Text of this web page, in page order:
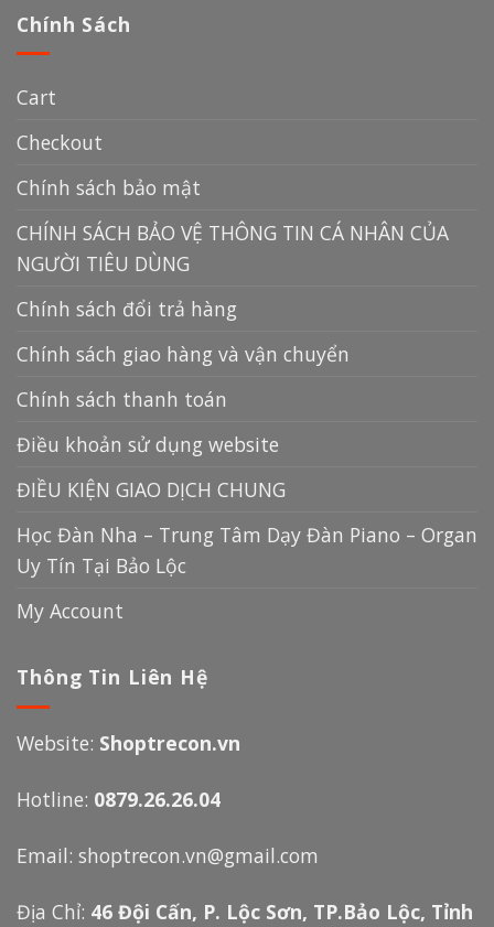
Chính Sách
Cart
Checkout
Chính sách bảo mật
CHÍNH SÁCH BẢO VỆ THÔNG TIN CÁ NHÂN CỦA
NGƯỜI TIÊU DÙNG
Chính sách đổi trả hàng
Chính sách giao hàng và vận chuyển
Chính sách thanh toán
Điều khoản sử dụng website
ĐIỀU KIỆN GIAO DỊCH CHUNG
Học Đàn Nha – Trung Tâm Dạy Đàn Piano – Organ
Uy Tín Tại Bảo Lộc
My Account
Thông Tin Liên Hệ
Website: Shoptrecon.vn
Hotline: 0879.26.26.04
Email: shoptrecon.vn@gmail.com
Địa Chỉ: 46 Đội Cấn, P. Lộc Sơn, TP.Bảo Lộc, Tỉnh